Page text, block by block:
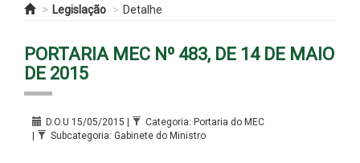
Legislação Detalhe
PORTARIA MEC Nº 483, DE 14 DE MAIO
DE 2015
D.O.U 15/05/2015 |
Categoria: Portaria do MEC
|
Subcategoria: Gabinete do Ministro